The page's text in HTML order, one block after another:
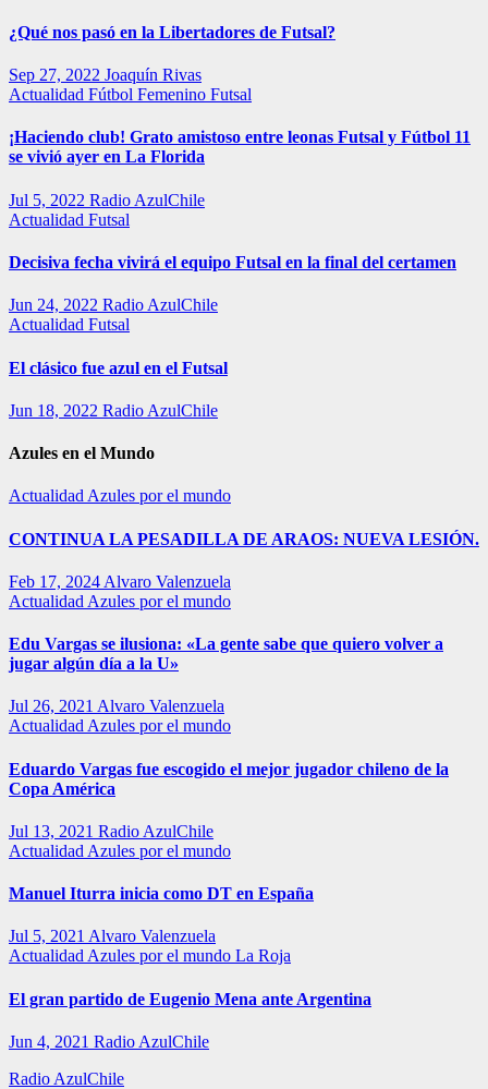
¿Qué nos pasó en la Libertadores de Futsal?
Sep 27, 2022 Joaquín Rivas
Actualidad Fútbol Femenino Futsal
¡Haciendo club! Grato amistoso entre leonas Futsal y Fútbol 11
se vivió ayer en La Florida
Jul 5, 2022 Radio AzulChile
Actualidad Futsal
Decisiva fecha vivirá el equipo Futsal en la final del certamen
Jun 24, 2022 Radio AzulChile
Actualidad Futsal
El clásico fue azul en el Futsal
Jun 18, 2022 Radio AzulChile
Azules en el Mundo
Actualidad Azules por el mundo
CONTINUA LA PESADILLA DE ARAOS: NUEVA LESIÓN.
Feb 17, 2024 Alvaro Valenzuela
Actualidad Azules por el mundo
Edu Vargas se ilusiona: «La gente sabe que quiero volver a
jugar algún día a la U»
Jul 26, 2021 Alvaro Valenzuela
Actualidad Azules por el mundo
Eduardo Vargas fue escogido el mejor jugador chileno de la
Copa América
Jul 13, 2021 Radio AzulChile
Actualidad Azules por el mundo
Manuel Iturra inicia como DT en España
Jul 5, 2021 Alvaro Valenzuela
ActualidadAzules por el mundo La Roja
El gran partido de Eugenio Mena ante Argentina
Jun 4, 2021 Radio AzulChile
Radio AzulChile